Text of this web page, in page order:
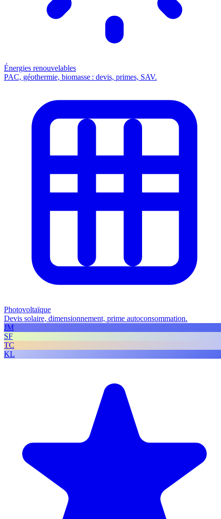
Énergies renouvelables
PAC, géothermie, biomasse : devis, primes, SAV.
Photovoltaïque
Devis solaire, dimensionnement, prime autoconsommation.
JM
SF
TC
KL